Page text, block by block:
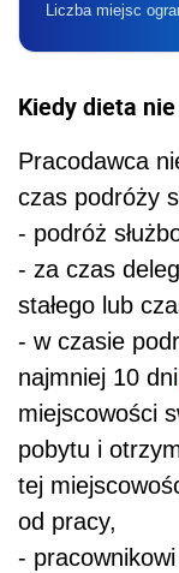
Liczba miejsc
Kiedy dieta
Pracodawca
czas podróży
- podróż
- za czas
stałego lub
- w czasie
najmniej 10 dni
miejscowości
pobytu i
tej
od pracy,
-